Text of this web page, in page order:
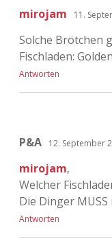
mirojam 11.
Solche Brötchen
Fischladen:
Antworten
P&A 12. September
mirojam,
Welcher
Die Dinger
Antworten